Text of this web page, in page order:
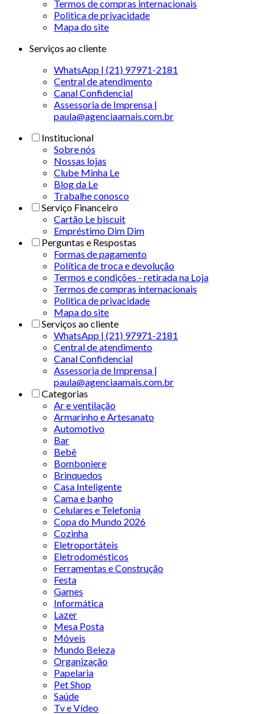
Termos de compras internacionais
Politica de privacidade
Mapa do site
Serviços ao cliente
WhatsApp | (21) 97971-2181
Central de atendimento
Canal Confidencial
Assessoria de Imprensa |
paula@agenciaamais.com.br
Institucional
Sobre nós
Nossas lojas
Clube Minha Le
Blog da Le
Trabalhe conosco
Serviço Financeiro
Cartão Le biscuit
Empréstimo Dim Dim
Perguntas e Respostas
Formas de pagamento
Política de troca e devolução
Termos e condições - retirada na Loja
Termos de compras internacionais
Politica de privacidade
Mapa do site
Serviços ao cliente
WhatsApp | (21) 97971-2181
Central de atendimento
Canal Confidencial
Assessoria de Imprensa |
paula@agenciaamais.com.br
Categorias
Ar e ventilação
Armarinho e Artesanato
Automotivo
Bar
Bebê
Bomboniere
Brinquedos
Casa Inteligente
Cama e banho
Celulares e Telefonia
Copa do Mundo 2026
Cozinha
Eletroportáteis
Eletrodomésticos
Ferramentas e Construção
Festa
Games
Informática
Lazer
Mesa Posta
Móveis
Mundo Beleza
Organização
Papelaria
Pet Shop
Saúde
Tv e Vídeo